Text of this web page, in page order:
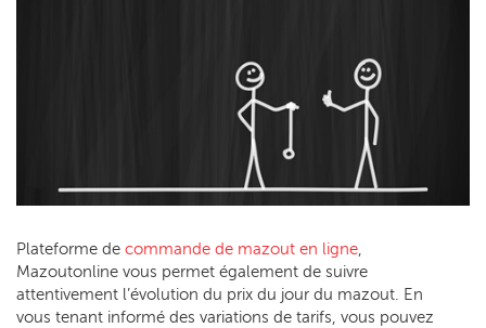
Plateforme de commande de mazout en ligne,
Mazoutonline vous permet également de suivre
attentivement l’évolution du prix du jour du mazout. En
vous tenant informé des variations de tarifs, vous pouvez